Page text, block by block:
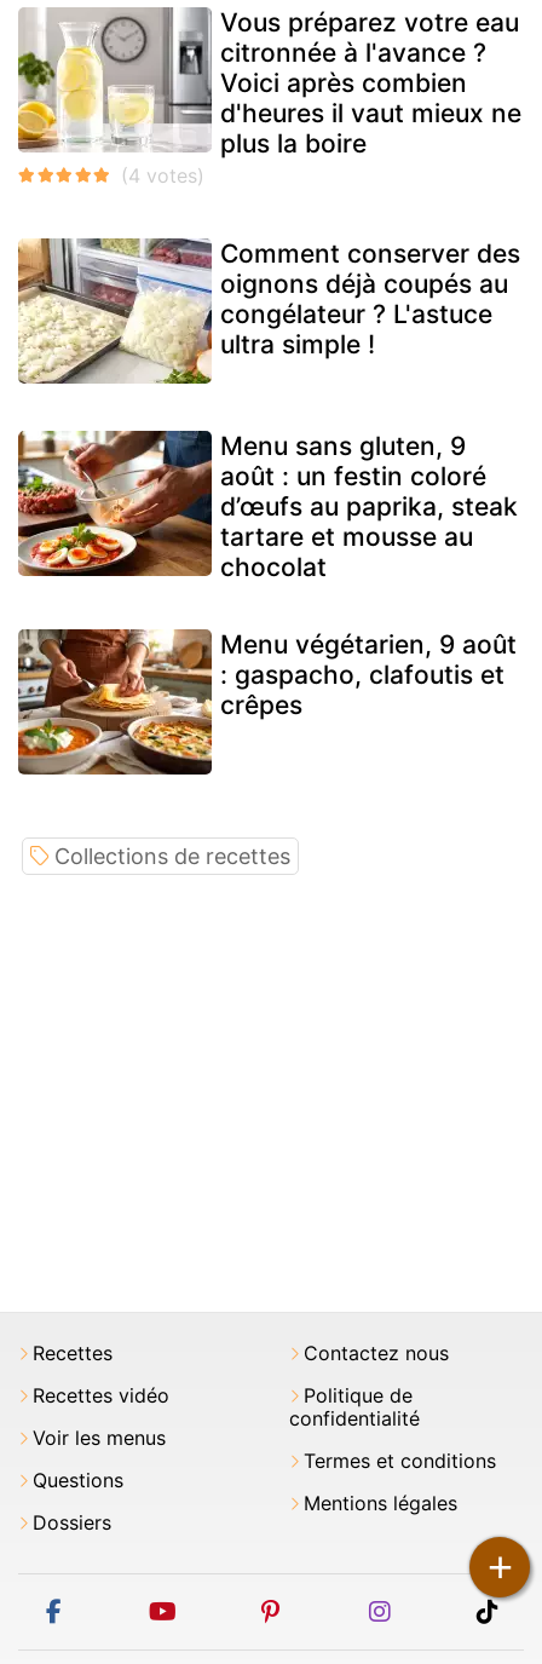
Vous préparez votre eau
citronnée à l'avance ?
Voici après combien
d'heures il vaut mieux ne
plus la boire
Comment conserver des
oignons déjà coupés au
congélateur ? L'astuce
ultra simple !
Menu sans gluten, 9
août : un festin coloré
d’œufs au paprika, steak
tartare et mousse au
chocolat
Menu végétarien, 9 août
: gaspacho, clafoutis et
crêpes
+
Collections de recettes
Recettes
Recettes vidéo
Voir les menus
Questions
Dossiers
Contactez nous
Politique de
confidentialité
Termes et conditions
Mentions légales
facebook youtube pinterest instagram